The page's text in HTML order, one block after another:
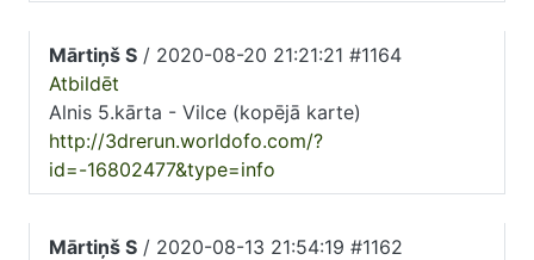
Mārtiņš S / 2020-08-20 21:21:21 #1164
Atbildēt
Alnis 5.kārta - Vilce (kopējā karte)
http://3drerun.worldofo.com/?
id=-16802477&type=info
Mārtiņš S / 2020-08-13 21:54:19 #1162